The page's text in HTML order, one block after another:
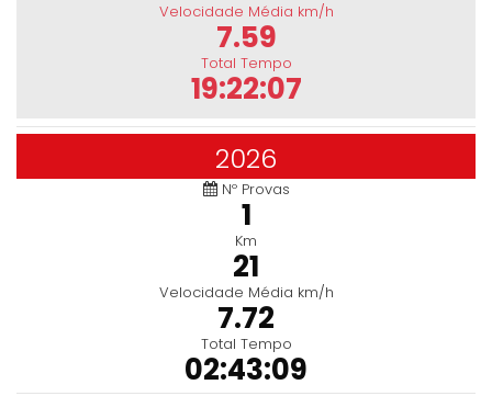
Velocidade Média km/h
7.59
Total Tempo
19:22:07
2026
Nº Provas
1
Km
21
Velocidade Média km/h
7.72
Total Tempo
02:43:09